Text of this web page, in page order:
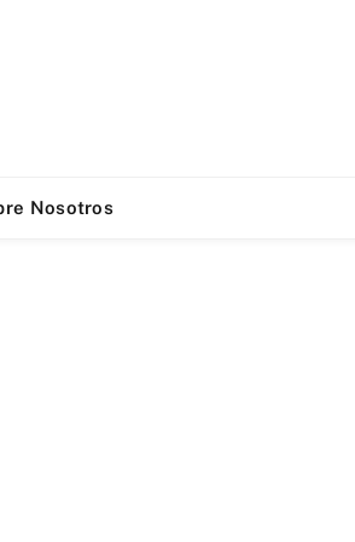
Nosotros